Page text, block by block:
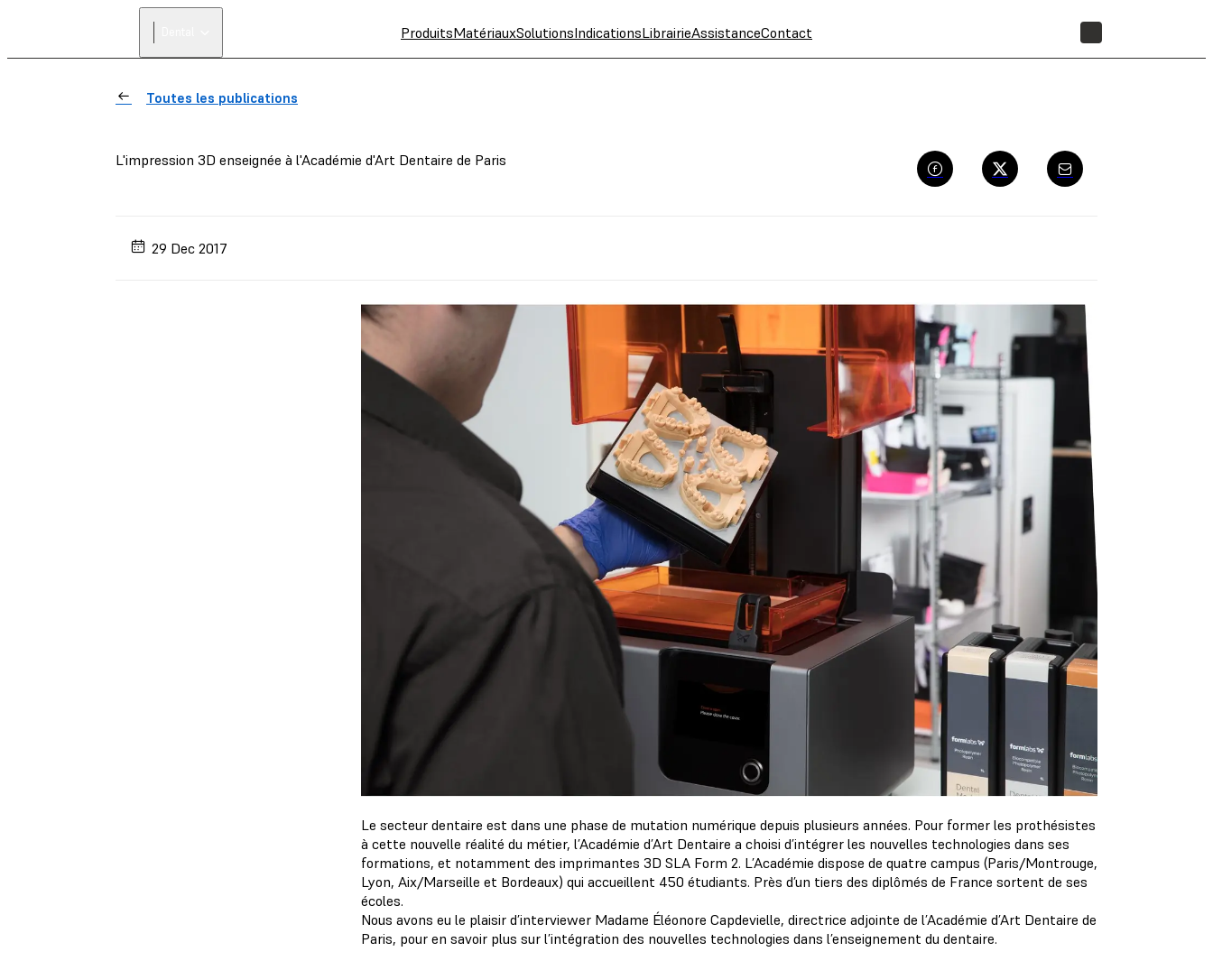
ProduitsMatériauxSolutionsIndicationsLibrairieAssistanceContact
Toutes les publications
L'impression 3D enseignée à l'Académie d'Art Dentaire de Paris
29 Dec 2017
Le secteur dentaire est dans une phase de mutation numérique depuis plusieurs années. Pour former les prothésistes
à cette nouvelle réalité du métier, l’Académie d’Art Dentaire a choisi d’intégrer les nouvelles technologies dans ses
formations, et notamment des imprimantes 3D SLA Form 2. L’Académie dispose de quatre campus (Paris/Montrouge,
Lyon, Aix/Marseille et Bordeaux) qui accueillent 450 étudiants. Près d’un tiers des diplômés de France sortent de ses
écoles.
Nous avons eu le plaisir d’interviewer Madame Éléonore Capdevielle, directrice adjointe de l’Académie d’Art Dentaire de
Paris, pour en savoir plus sur l’intégration des nouvelles technologies dans l’enseignement du dentaire.